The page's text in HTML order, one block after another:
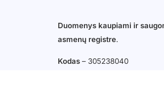
Duomenys kaupiami ir
asmenų registre.
Kodas – 305238040